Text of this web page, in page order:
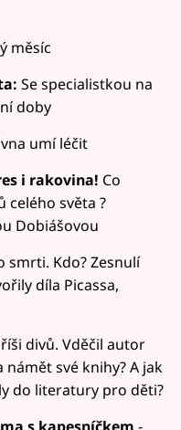
měsíc
Se specialistkou na
doby
umí léčit
i rakovina! Co
celého světa ?
Dobiášovou
smrti. Kdo? Zesnulí
díla Picassa,
divů. Vděčil autor
své knihy? A jak
do literatury pro děti?